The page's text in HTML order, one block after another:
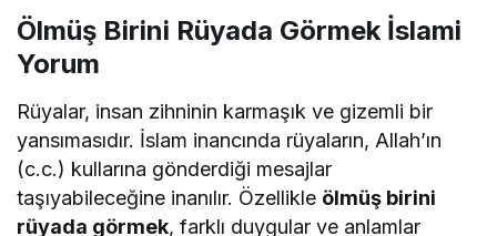
Ölmüş Birini Rüyada Görmek İslami
Yorum
Rüyalar, insan zihninin karmaşık ve gizemli bir
yansımasıdır. İslam inancında rüyaların, Allah’ın
(c.c.) kullarına gönderdiği mesajlar
taşıyabileceğine inanılır. Özellikle ölmüş birini
rüyada görmek, farklı duygular ve anlamlar